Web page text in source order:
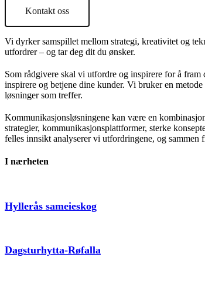
Kontakt oss
Vi dyrker samspillet mellom strategi, kreativitet og
utfordrer – og tar deg dit du ønsker.
Som rådgivere skal vi utfordre og inspirere for å
inspirere og betjene dine kunder. Vi bruker en
løsninger som treffer.
Kommunikasjonsløsningene kan være en
strategier, kommunikasjonsplattformer, sterke
felles innsikt analyserer vi utfordringene, og
I nærheten
Hyllerås sameieskog
Dagsturhytta-Røfalla